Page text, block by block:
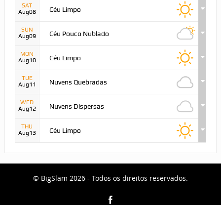
SAT
Aug08
Céu Limpo
SUN
Aug09
Céu Pouco Nublado
MON
Aug10
Céu Limpo
TUE
Aug11
Nuvens Quebradas
WED
Aug12
Nuvens Dispersas
THU
Aug13
Céu Limpo
© BigSlam 2026 - Todos os direitos reservados.